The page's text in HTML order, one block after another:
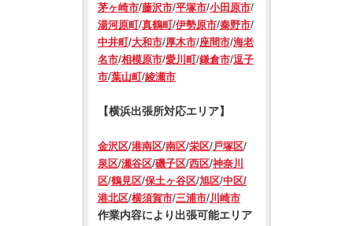
茅ヶ崎市/藤沢市/平塚市/小田原市/
湯河原町/真鶴町/伊勢原市/秦野市/
中井町/大和市/厚木市/座間市/海老
名市/相模原市/愛川町/鎌倉市/逗子
市/葉山町/綾瀬市
【横浜出張所対応エリア】
金沢区/港南区/南区/栄区/戸塚区/
泉区/瀬谷区/磯子区/西区/神奈川
区/鶴見区/保土ヶ谷区/旭区/中区/
港北区/横須賀市/三浦市/川崎市
作業内容により出張可能エリア